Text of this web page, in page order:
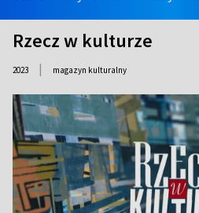
Rzecz w kulturze
2023 | magazyn kulturalny